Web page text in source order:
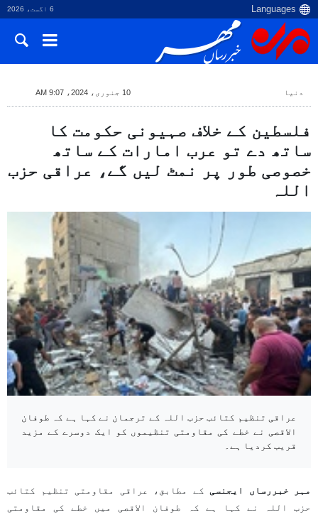
6 اگست، 2026
دنیا 10 جنوری، 2024، 9:07 AM
فلسطین کے خلاف صہیونی حکومت کا
ساتھ دے تو عرب امارات کے ساتھ
خصوصی طور پر نمٹ لیں گے، عراقی حزب
اللہ
عراقی تنظیم کتائب حزب اللہ کے ترجمان نے کہا ہے کہ طوفان
الاقصی نے خطے کی مقاومتی تنظیموں کو ایک دوسرے کے مزید
قریب کردیا ہے۔
مہر خبررساں ایجنسی کے مطابق، عراقی مقاومتی تنظیم کتائب
حزب اللہ نے کہا ہے کہ طوفان الاقصی میں خطے کی مقاومتی